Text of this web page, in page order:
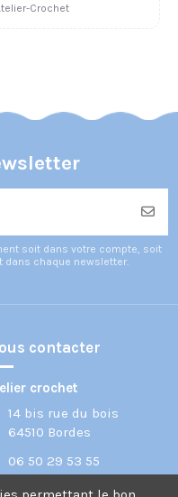
Crochet
poupée
Crochet
soit dans votre compte, soit
dans chaque newsletter.
contacter
crochet
14 bis rue du bois
64510 Bordes
06 50 29 53 55